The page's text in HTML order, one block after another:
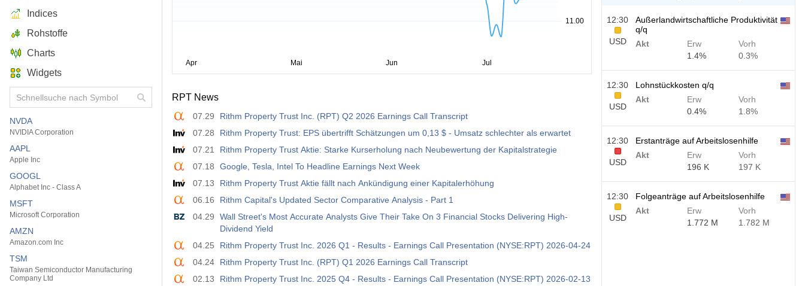
Indices
Rohstoffe
Charts
Widgets
NVDA
NVIDIA Corporation
AAPL
Apple Inc
GOOGL
Alphabet Inc - Class A
MSFT
Microsoft Corporation
AMZN
Amazon.com Inc
TSM
Taiwan Semiconductor Manufacturing
Company Ltd
RPT News
07.29
Rithm Property Trust Inc. (RPT) Q2 2026 Earnings Call Transcript
07.28
Rithm Property Trust: EPS übertrifft Schätzungen um 0,13 $ - Umsatz schlechter als erwartet
07.21
Rithm Property Trust Aktie: Starke Kurserholung nach Neubewertung der Kapitalstrategie
07.18
Google, Tesla, Intel To Headline Earnings Next Week
07.13
Rithm Property Trust Aktie fällt nach Ankündigung einer Kapitalerhöhung
06.16
Rithm Capital's Updated Sector Comparative Analysis - Part 1
04.29
Wall Street's Most Accurate Analysts Give Their Take On 3 Financial Stocks Delivering High-
Dividend Yield
04.25
Rithm Property Trust Inc. 2026 Q1 - Results - Earnings Call Presentation (NYSE:RPT) 2026-04-24
04.24
Rithm Property Trust Inc. (RPT) Q1 2026 Earnings Call Transcript
02.13
Rithm Property Trust Inc. 2025 Q4 - Results - Earnings Call Presentation (NYSE:RPT) 2026-02-13
12:30
USD
Außerlandwirtschaftliche Produktivität
q/q
Akt
Erw
1.4%
Vorh
0.3%
12:30
USD
Lohnstückkosten q/q
Akt
Erw
0.4%
Vorh
1.8%
12:30
USD
Erstanträge auf Arbeitslosenhilfe
Akt
Erw
196 K
Vorh
197 K
12:30
USD
Folgeanträge auf Arbeitslosenhilfe
Akt
Erw
1.772 M
Vorh
1.782 M